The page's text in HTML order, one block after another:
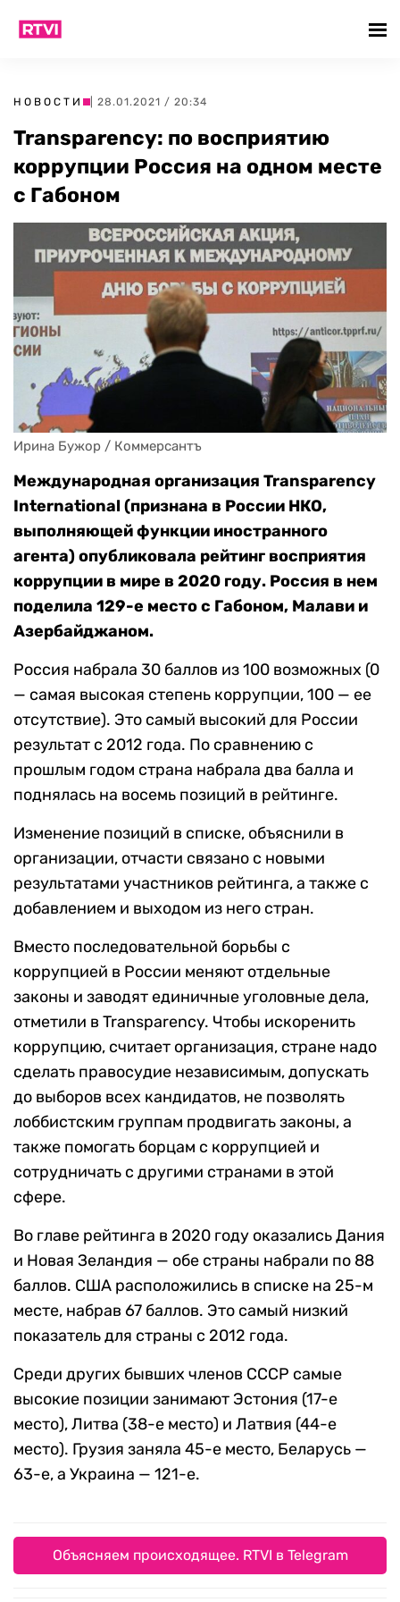
НОВОСТИ | 28.01.2021 / 20:34
Transparency: по восприятию
коррупции Россия на одном месте
с Габоном
Ирина Бужор / Коммерсантъ
Международная организация Transparency
International (признана в России НКО,
выполняющей функции иностранного
агента) опубликовала рейтинг восприятия
коррупции в мире в 2020 году. Россия в нем
поделила 129-е место с Габоном, Малави и
Азербайджаном.
Россия набрала 30 баллов из 100 возможных (0
— самая высокая степень коррупции, 100 — ее
отсутствие). Это самый высокий для России
результат с 2012 года. По сравнению с
прошлым годом страна набрала два балла и
поднялась на восемь позиций в рейтинге.
Изменение позиций в списке, объяснили в
организации, отчасти связано с новыми
результатами участников рейтинга, а также с
добавлением и выходом из него стран.
Вместо последовательной борьбы с
коррупцией в России меняют отдельные
законы и заводят единичные уголовные дела,
отметили в Transparency. Чтобы искоренить
коррупцию, считает организация, стране надо
сделать правосудие независимым, допускать
до выборов всех кандидатов, не позволять
лоббистским группам продвигать законы, а
также помогать борцам с коррупцией и
сотрудничать с другими странами в этой
сфере.
Во главе рейтинга в 2020 году оказались Дания
и Новая Зеландия — обе страны набрали по 88
баллов. США расположились в списке на 25-м
месте, набрав 67 баллов. Это самый низкий
показатель для страны с 2012 года.
Среди других бывших членов СССР самые
высокие позиции занимают Эстония (17-е
место), Литва (38-е место) и Латвия (44-е
место). Грузия заняла 45-е место, Беларусь —
63-е, а Украина — 121-е.
Объясняем происходящее. RTVI в Telegram